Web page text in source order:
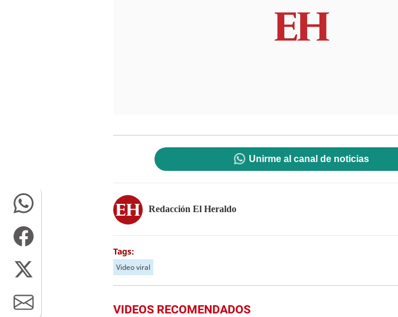
Unirme al canal de noticias
Redacción El Heraldo
Tags:
Video viral
VIDEOS RECOMENDADOS